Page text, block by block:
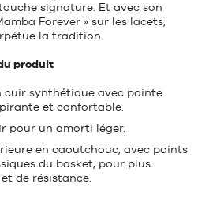
signature. Et avec son
Forever » sur les lacets,
la tradition.
produit
cuir synthétique avec pointe
et confortable.
pour un amorti léger.
en caoutchouc, avec points
du basket, pour plus
de résistance.